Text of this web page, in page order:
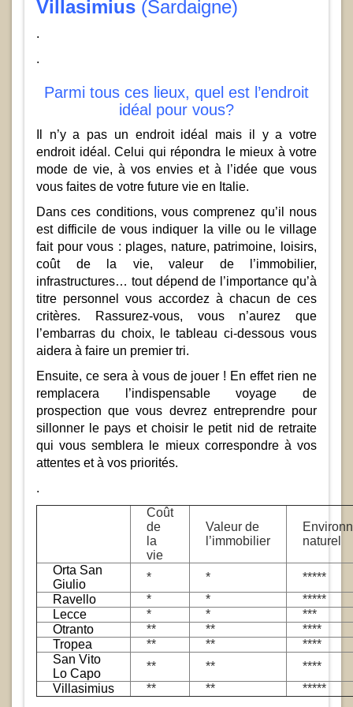
Villasimius (Sardaigne)
.
.
Parmi tous ces lieux, quel est l’endroit
idéal pour vous?
Il n’y a pas un endroit idéal mais il y a votre
endroit idéal. Celui qui répondra le mieux à votre
mode de vie, à vos envies et à l’idée que vous
vous faites de votre future vie en Italie.
Dans ces conditions, vous comprenez qu’il nous
est difficile de vous indiquer la ville ou le village
fait pour vous : plages, nature, patrimoine, loisirs,
coût de la vie, valeur de l’immobilier,
infrastructures… tout dépend de l’importance qu’à
titre personnel vous accordez à chacun de ces
critères. Rassurez-vous, vous n’aurez que
l’embarras du choix, le tableau ci-dessous vous
aidera à faire un premier tri.
Ensuite, ce sera à vous de jouer ! En effet rien ne
remplacera l’indispensable voyage de
prospection que vous devrez entreprendre pour
sillonner le pays et choisir le petit nid de retraite
qui vous semblera le mieux correspondre à vos
attentes et à vos priorités.
.
Coût
de
la
vie
Valeur de
l’immobilier
naturel
Orta San
Giulio
* *
*****
Ravello
* *
*****
Lecce
* *
***
Otranto
** **
****
Tropea
** **
****
San Vito
Lo Capo
** **
****
Villasimius
** **
*****